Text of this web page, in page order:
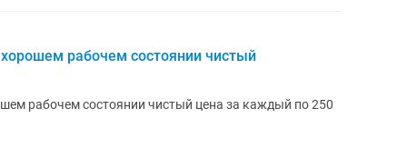
рабочем состоянии чистый
рабочем состоянии чистый цена за каждый по 250